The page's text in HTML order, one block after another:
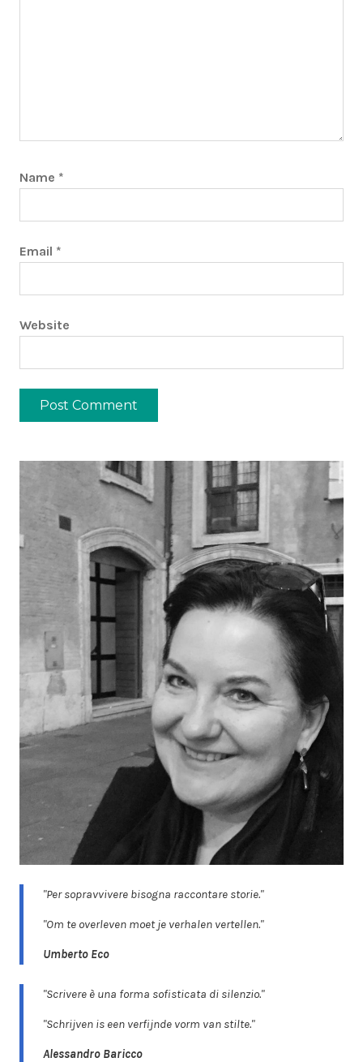
Name *
Email *
Website
"Per sopravvivere bisogna raccontare storie."
"Om te overleven moet je verhalen vertellen."
Umberto Eco
"Scrivere è una forma sofisticata di silenzio."
"Schrijven is een verfijnde vorm van stilte."
Alessandro Baricco